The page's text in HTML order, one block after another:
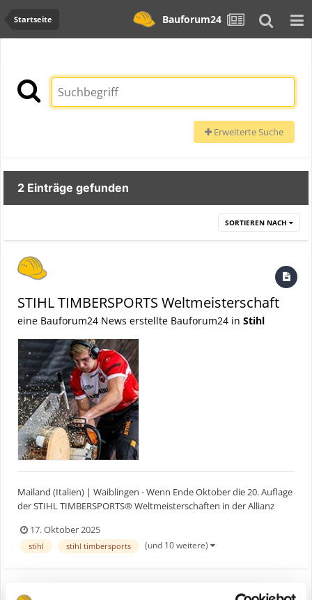
Startseite Bauforum24
Erweiterte Suche
2 Einträge gefunden
SORTIEREN NACH
STIHL TIMBERSPORTS Weltmeisterschaft
eine Bauforum24 News erstellte Bauforum24 in Stihl
Mailand (Italien) | Waiblingen - Wenn Ende Oktober die 20. Auflage
der STIHL TIMBERSPORTS® Weltmeisterschaften in der Allianz
Aufeinandertreffen zweier Ausnahmeathleten: Nate Hodges (USA),
amtierender Weltmeister und Weltrekordhalter an der Hot Saw, t...
17. Oktober 2025
stihl stihl timbersports (und 10 weitere)